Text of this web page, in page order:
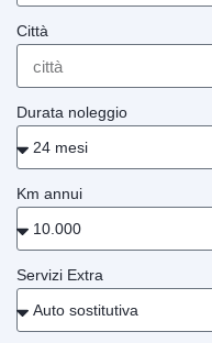
Città
Durata noleggio
Km annui
Servizi Extra